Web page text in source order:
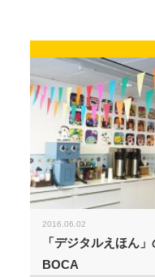
2016.06.02
「デジタルえほん
BOCA